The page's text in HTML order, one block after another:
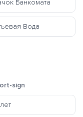
Банкомата
Вода
sign